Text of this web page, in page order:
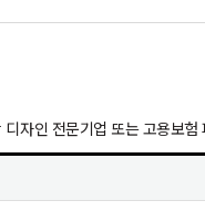
디자인 전문기업 또는 고용보